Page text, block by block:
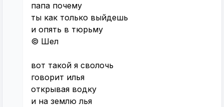
папа почему
ты как только выйдешь
и опять в тюрьму
© Шел
вот такой я сволочь
говорит илья
открывая водку
и на землю лья